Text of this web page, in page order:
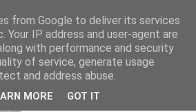
from Google to deliver its services
Your IP address and user-agent are
with performance and security
of service, generate usage
and address abuse.
MORE GOT IT